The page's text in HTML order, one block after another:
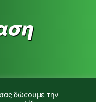
δώσουμε την